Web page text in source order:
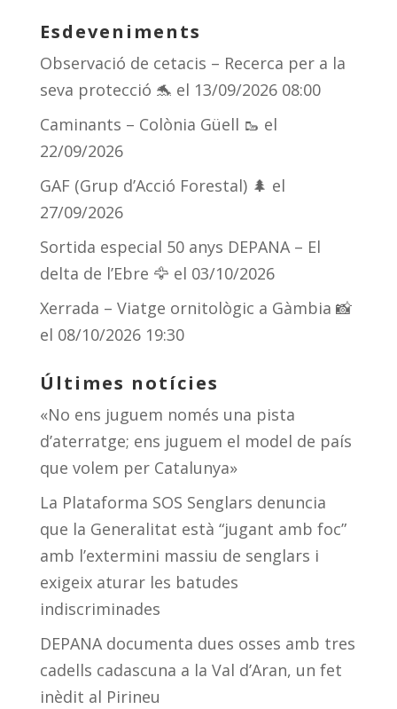
sk
y d
s
gr
a
m te
ix
Esdeveniments
Observació de cetacis – Recerca per a la
seva protecció 🐬 el 13/09/2026 08:00
Caminants – Colònia Güell 🥾 el
22/09/2026
GAF (Grup d’Acció Forestal) 🌲 el
27/09/2026
Sortida especial 50 anys DEPANA – El
delta de l’Ebre 🦅 el 03/10/2026
Xerrada – Viatge ornitològic a Gàmbia 📸
el 08/10/2026 19:30
Últimes notícies
«No ens juguem només una pista
d’aterratge; ens juguem el model de país
que volem per Catalunya»
La Plataforma SOS Senglars denuncia
que la Generalitat està “jugant amb foc”
amb l’extermini massiu de senglars i
exigeix aturar les batudes
indiscriminades
DEPANA documenta dues osses amb tres
cadells cadascuna a la Val d’Aran, un fet
inèdit al Pirineu